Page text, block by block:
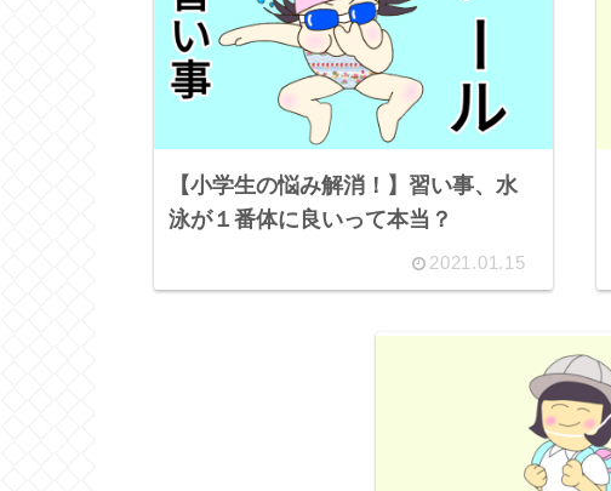
【小学生の悩み解消！】習い事、水
泳が１番体に良いって本当？
2021.01.15